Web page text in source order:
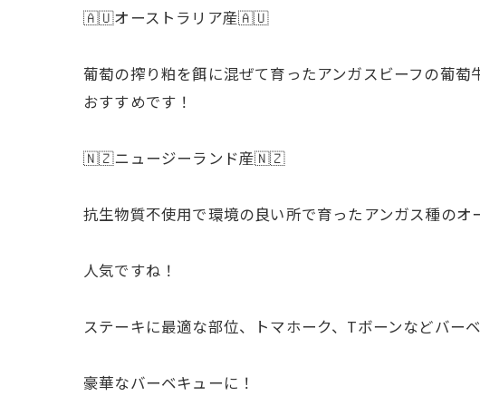
🇦🇺オーストラリア産🇦🇺
葡萄の搾り粕を餌に混ぜて育ったアンガスビーフの葡
おすすめです！
🇳🇿ニュージーランド産🇳🇿
抗生物質不使用で環境の良い所で育ったアンガス種のオ
人気ですね！
ステーキに最適な部位、トマホーク、Tボーンなどバー
豪華なバーベキューに！